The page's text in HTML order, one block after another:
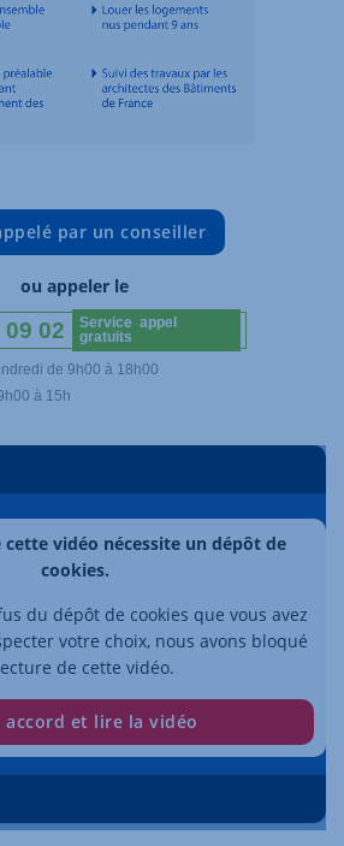
par un conseiller
ou appeler le
09 02
Service appel
gratuits
de 9h00 à 18h00
à 15h
cette vidéo nécessite un dépôt de
cookies.
du dépôt de cookies que vous avez
votre choix, nous avons bloqué
de cette vidéo.
accord et lire la vidéo